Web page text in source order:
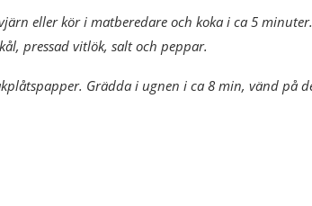
eller kör i matberedare och koka i ca 5
pressad vitlök, salt och peppar.
Grädda i ugnen i ca 8 min, vänd på